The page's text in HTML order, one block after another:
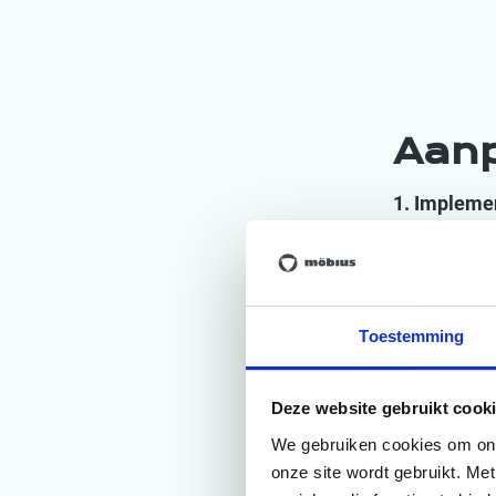
Toestemming
Deze website gebruikt
We gebruiken cookies om
onze site wordt gebruikt.
1.
ontwikkelde
Möbius de
2024